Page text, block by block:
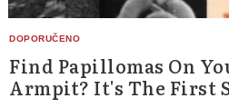
Find Papillomas On
Armpit? It's The First